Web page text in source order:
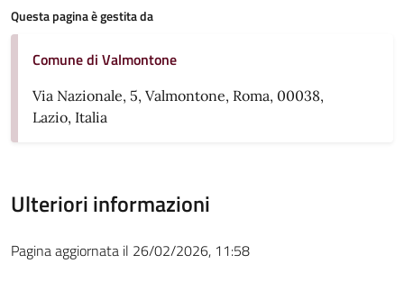
Questa pagina è gestita da
Comune di Valmontone
Via Nazionale, 5, Valmontone, Roma, 00038,
Lazio, Italia
Ulteriori informazioni
Pagina aggiornata il 26/02/2026, 11:58